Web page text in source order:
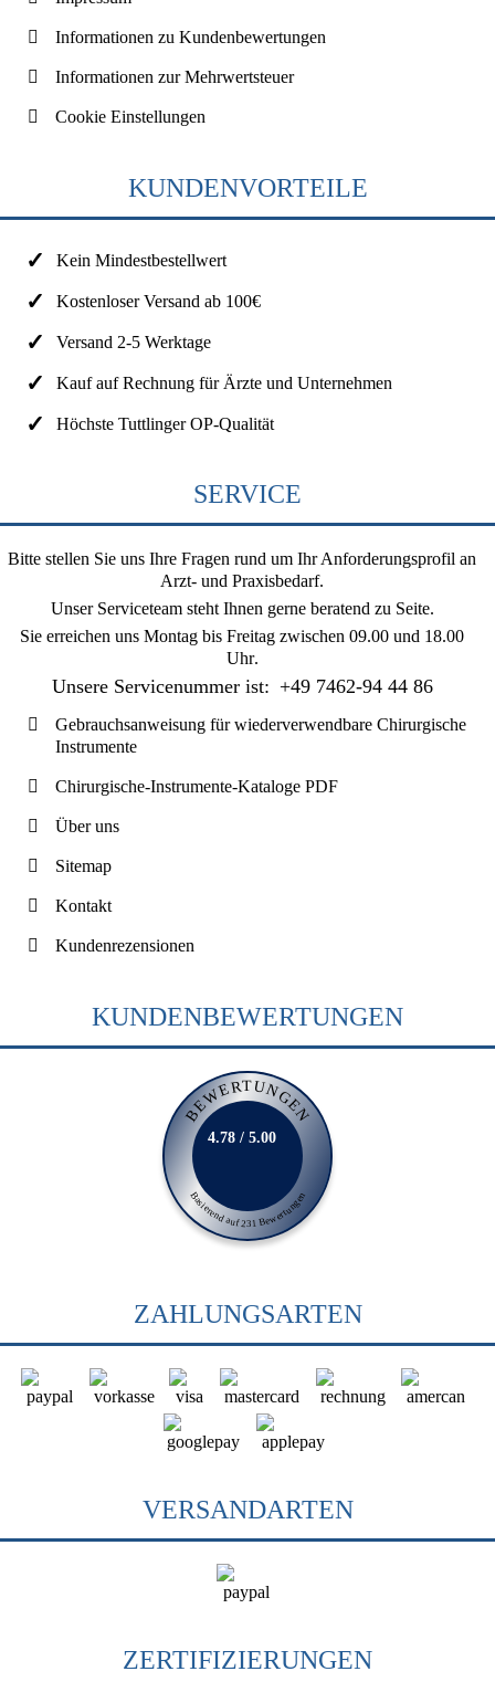
Informationen zu Kundenbewertungen
Informationen zur Mehrwertsteuer
Cookie Einstellungen
KUNDENVORTEILE
Kein Mindestbestellwert
Kostenloser Versand ab 100€
Versand 2-5 Werktage
Kauf auf Rechnung für Ärzte und Unternehmen
Höchste Tuttlinger OP-Qualität
SERVICE
Bitte stellen Sie uns Ihre Fragen rund um Ihr Anforderungsprofil an
Arzt- und Praxisbedarf.
Unser Serviceteam steht Ihnen gerne beratend zu Seite.
Sie erreichen uns Montag bis Freitag zwischen 09.00 und 18.00
Uhr.
Unsere Servicenummer ist: +49 7462-94 44 86
Gebrauchsanweisung für wiederverwendbare Chirurgische
Instrumente
Chirurgische-Instrumente-Kataloge PDF
Über uns
Sitemap
Kontakt
Kundenrezensionen
KUNDENBEWERTUNGEN
BEWERTUNGEN
Basierend auf 231 Bewertungen
4.78 / 5.00
ZAHLUNGSARTEN
VERSANDARTEN
ZERTIFIZIERUNGEN